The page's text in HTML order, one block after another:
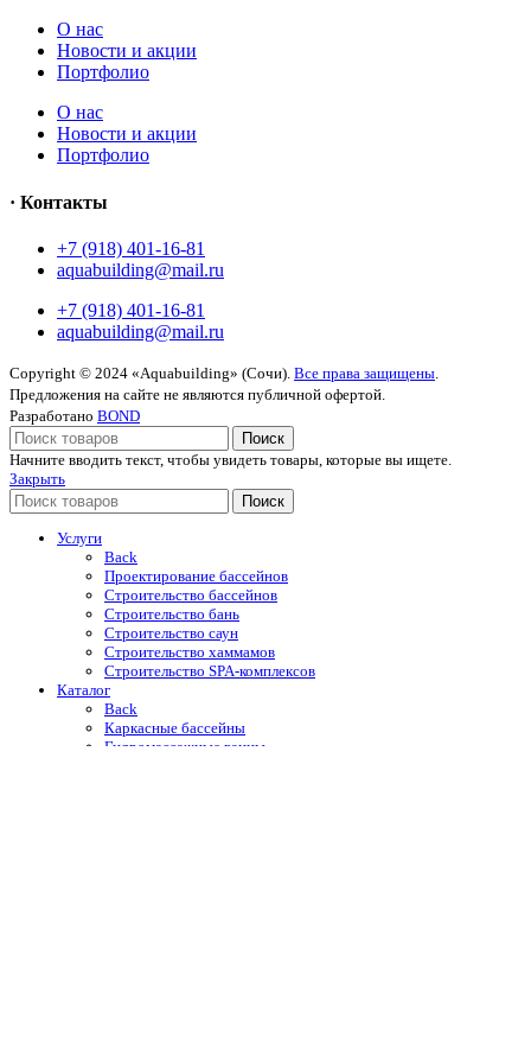
O нас
Новости и акции
Портфолио
O нас
Новости и акции
Портфолио
· Контакты
+7 (918) 401-16-81
aquabuilding@mail.ru
+7 (918) 401-16-81
aquabuilding@mail.ru
Copyright © 2024 «Aquabuilding» (Сочи). Все права защищены
Предложения на сайте не являются публичной офертой.
Разработано BOND
Поиск
Начните вводить текст, чтобы увидеть товары, которые вы ищете.
Закрыть
Поиск
Услуги
Back
Проектирование бассейнов
Строительство бассейнов
Строительство бань
Строительство саун
Строительство хаммамов
Строительство SPA-комплексов
Каталог
Back
Каркасные бассейны
Гидромассажные ванны